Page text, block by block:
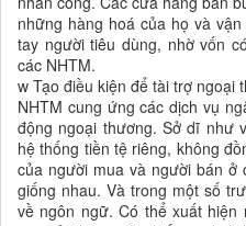
những hàng hoá của họ và
tay người tiêu dùng, nhờ vốn
các NHTM.
w Tạo điều kiện để tài trợ ngoại
NHTM cung ứng các dịch vụ
động ngoại thương. Sở dĩ như
hệ thống tiền tệ riêng, không
của người mua và người bán ở
giống nhau. Và trong một số
về ngôn ngữ. Có thể xuất